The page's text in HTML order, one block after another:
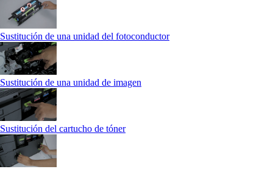
Sustitución de una unidad del fotoconductor
Sustitución de una unidad de imagen
Sustitución del cartucho de tóner